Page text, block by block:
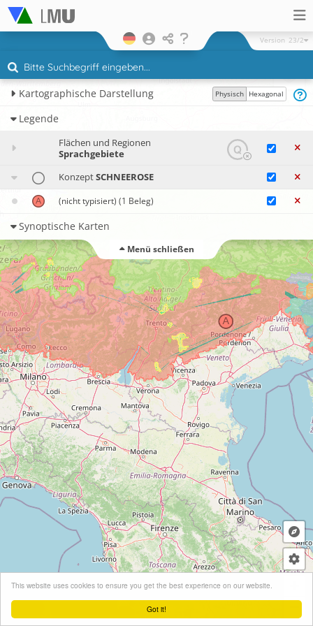
Got it!
This website uses cookies to ensure you get the best experience on our website.
Version 23/2
Leaflet| ©OpenStreetMapcontributors
Kartographische Darstellung Physisch Hexagonal
Legende
Flächen und Regionen
Sprachgebiete
KonzeptSCHNEEROSE
(nicht typisiert) (1 Beleg)
Synoptische Karten
Menü schließen